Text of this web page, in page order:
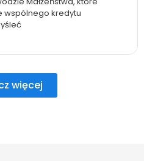
wspólnego kredytu
więcej